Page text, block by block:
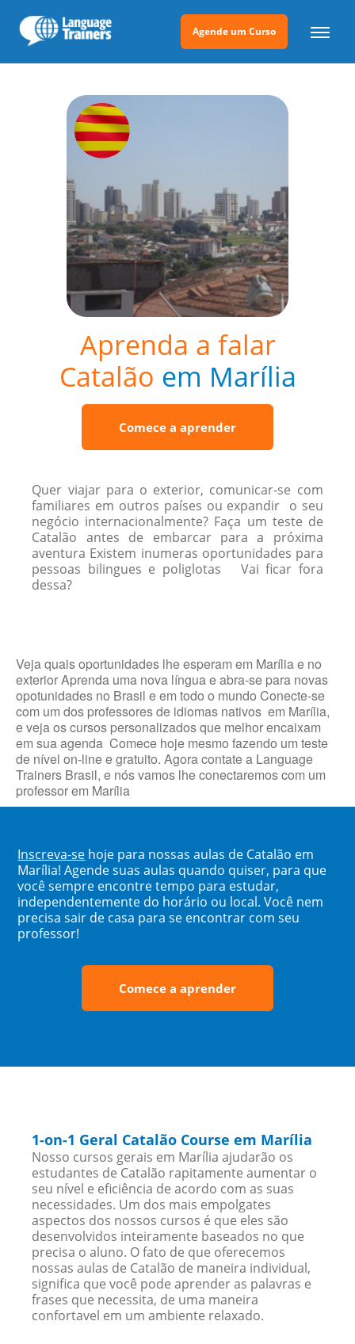
Agende um Curso
Aprenda a falar
Catalão em Marília
Comece a aprender
Quer viajar para o exterior, comunicar-se com
familiares em outros países ou expandir o seu
negócio internacionalmente? Faça um teste de
Catalão antes de embarcar para a próxima
aventura Existem inumeras oportunidades para
pessoas bilingues e poliglotas Vai ficar fora
dessa?
Veja quais oportunidades lhe esperam em Marília e no
exterior Aprenda uma nova língua e abra-se para novas
opotunidades no Brasil e em todo o mundo Conecte-se
com um dos professores de idiomas nativos em Marília,
e veja os cursos personalizados que melhor encaixam
em sua agenda Comece hoje mesmo fazendo um teste
de nível on-line e gratuito. Agora contate a Language
Trainers Brasil, e nós vamos lhe conectaremos com um
professor em Marília
Inscreva-se hoje para nossas aulas de Catalão em
Marília! Agende suas aulas quando quiser, para que
você sempre encontre tempo para estudar,
independentemente do horário ou local. Você nem
precisa sair de casa para se encontrar com seu
professor!
Comece a aprender
1-on-1 Geral Catalão Course em Marília
Nosso cursos gerais em Marília ajudarão os
estudantes de Catalão rapitamente aumentar o
seu nível e eficiência de acordo com as suas
necessidades. Um dos mais empolgates
aspectos dos nossos cursos é que eles são
desenvolvidos inteiramente baseados no que
precisa o aluno. O fato de que oferecemos
nossas aulas de Catalão de maneira individual,
significa que você pode aprender as palavras e
frases que necessita, de uma maneira
confortavel em um ambiente relaxado.